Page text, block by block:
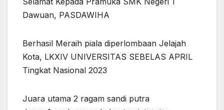
Dawuan, PASDAWIHA
Berhasil Meraih piala diperlombaan Jelajah
Kota, LKXIV UNIVERSITAS SEBELAS APRIL
Tingkat Nasional 2023
Juara utama 2 ragam sandi putra